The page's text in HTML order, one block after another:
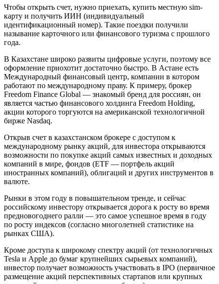
Чтобы открыть счет, нужно приехать, купить местную sim-
карту и получить ИИН (индивидуальный
идентификационный номер). Такие поездки получили
называние карточного или финансового туризма с прошлого
года.
В Казахстане широко развиты цифровые услуги, поэтому все
оформление приохотит достаточно быстро. В Астане есть
Международный финансовый центр, компании в котором
работают по международному праву. К примеру, брокер
Freedom Finance Global — знакомый бренд для россиян, он
является частью финансового холдинга Freedom Holding,
акции которого торгуются на американской технологичной
бирже Nasdaq.
Открыв счет в казахстанском брокере с доступом к
международному рынку акций, для инвестора открываются
возможности по покупке акций самых известных и доходных
компаний в мире, фондов (ETF — портфель акций
иностранных компаний), облигаций и других инструментов в
валюте.
Рынки в этом году в повышательном тренде, и сейчас
российскому инвестору открывается дорога к росту во время
предновогоднего ралли — это самое успешное время в году
по росту индексов (согласно многолетней статистике на
рынках США).
Кроме доступа к широкому спектру акций (от технологичных
Tesla и Apple до бумаг крупнейших сырьевых компаний),
инвестор получает возможность участвовать в IPO (первичное
размещение акций перспективных стартапов или крупных